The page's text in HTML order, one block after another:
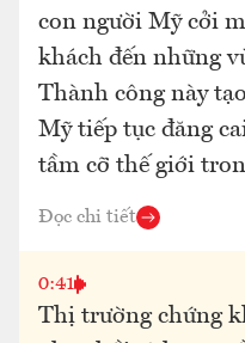
con người Mỹ cởi
khách đến những
Thành công này
Mỹ tiếp tục đăng
tầm cỡ thế giới
Đọc chi tiết
0:41
Thị trường chứng